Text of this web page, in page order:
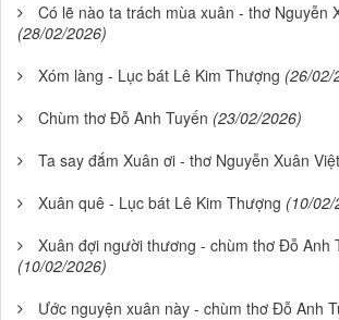
Có lẽ nào ta trách mùa xuân - thơ Nguyễn
(28/02/2026)
Xóm làng - Lục bát Lê Kim Thượng (26/02/
Chùm thơ Đỗ Anh Tuyến (23/02/2026)
Ta say đắm Xuân ơi - thơ Nguyễn Xuân Việt
Xuân quê - Lục bát Lê Kim Thượng (10/02/
Xuân đợi người thương - chùm thơ Đỗ Anh
(10/02/2026)
Ước nguyện xuân này - chùm thơ Đỗ Anh